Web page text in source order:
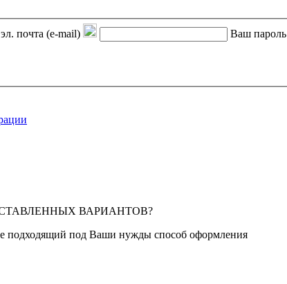
почта (e-mail)
Ваш пароль
ВАРИАНТОВ?
подходящий под Ваши нужды способ оформления